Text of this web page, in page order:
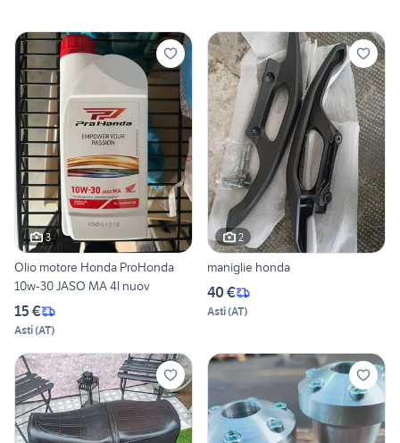
3
Olio motore Honda ProHonda
10w-30 JASO MA 4l nuov
15 €
Asti(AT)
2
maniglie honda
40 €
Asti(AT)